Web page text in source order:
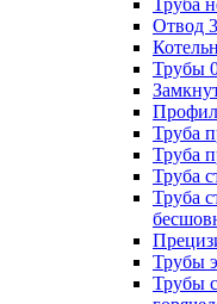
Труба
Отвод
Трубы
Труба
Труба
Труба
Труба
Трубы
Трубы